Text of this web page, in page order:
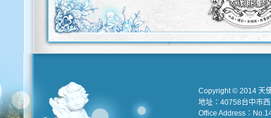
Copyright © 2014 天
地址：40758台中市
Office Address：